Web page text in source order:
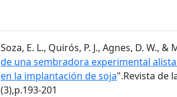
Soza, E. L., Quirós, P. J., Agnes, D. W.,
de una sembradora experimental
en la implantación de soja".Revista de
(3),p.193-201